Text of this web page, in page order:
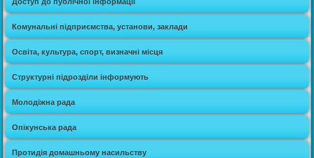
Доступ до публічної інформації
Комунальні підприємства, установи, заклади
Освіта, культура, спорт, визначні місця
Структурні підрозділи інформують
Молодіжна рада
Опікунська рада
Протидія домашньому насильству